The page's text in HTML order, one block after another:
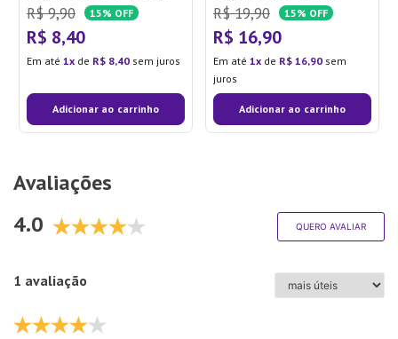
R$ 9,90 15% OFF
R$ 8,40
Em até 1 de R$ 8,40 sem juros
Adicionar ao carrinho
R$ 19,90 15% OFF
R$ 16,90
Em até 1 de R$ 16,90 sem
juros
Adicionar ao carrinho
Avaliações
4.0
QUERO AVALIAR
1 avaliação